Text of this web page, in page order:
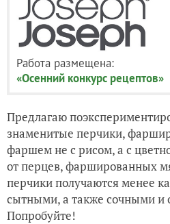
Работа размещена:
«Осенний конкурс рецептов»
Предлагаю
знаменитые перчики,
фаршем не с рисом, а с
от перцев, фаршированных
перчики получаются менее
сытными, а также сочными и
Попробуйте!